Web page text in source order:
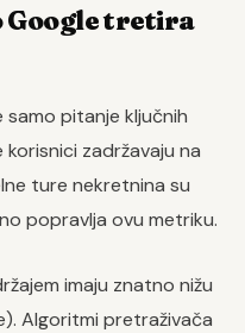
Google tretira
samo pitanje ključnih
zadržavaju na
ture nekretnina su
popravlja ovu metriku.
imaju znatno nižu
Algoritmi pretraživača